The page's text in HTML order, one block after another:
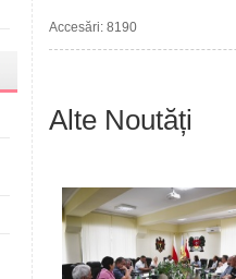
Accesări: 8190
Alte Noutăți